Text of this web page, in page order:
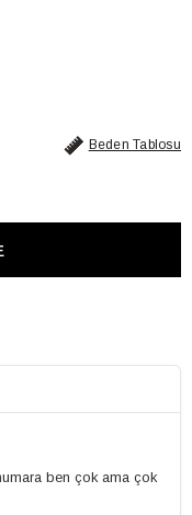
Beden Tablosu
ben çok ama çok